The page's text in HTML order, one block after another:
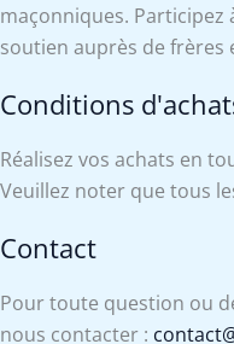
maçonniques. Participez
soutien auprès de frères
Conditions
Réalisez vos achats en
Veuillez noter que tous
Contact
Pour toute question ou
nous contacter :